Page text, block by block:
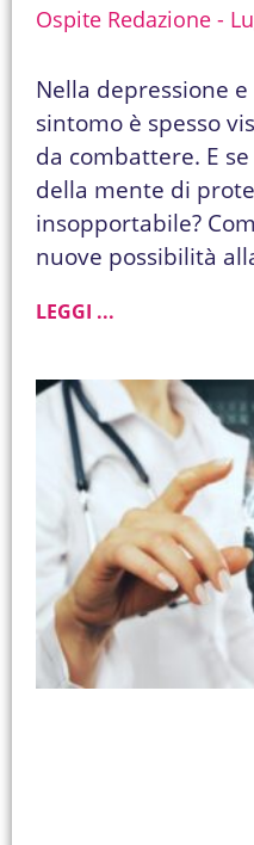
Ospite Redazione
Nella depressione
sintomo è spesso
da combattere. E
della mente di
insopportabile?
nuove possibilità
LEGGI ...